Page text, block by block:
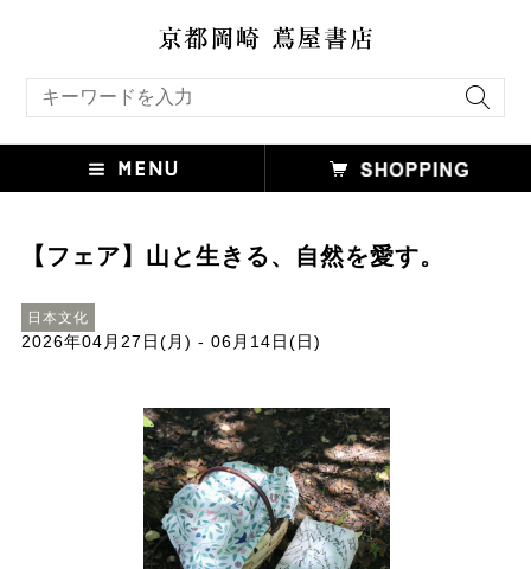
【フェア】山と生きる、自然を愛す。
日本文化
2026年04月27日(月) - 06月14日(日)